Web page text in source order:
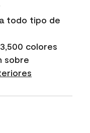
todo tipo de
colores
sobre